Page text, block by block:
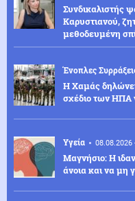
Συνδικαλιστής
Καρυστιανού,
μεθοδευμένη
Ένοπλες
Η Χαμάς
σχέδιο των ΗΠΑ
Υγεία 08.08.2026
Μαγνήσιο: Η
άνοια και να μη